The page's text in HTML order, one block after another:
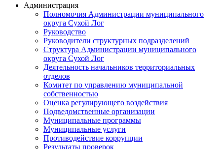
Администрация
Полномочия Администрации муниципального
округа Сухой Лог
Руководство
Руководители структурных подразделений
Структура Администрации муниципального
округа Сухой Лог
Деятельность начальников территориальных
отделов
Комитет по управлению муниципальной
собственностью
Оценка регулирующего воздействия
Подведомственные организации
Муниципальные программы
Муниципальные услуги
Противодействие коррупции
Результаты проверок